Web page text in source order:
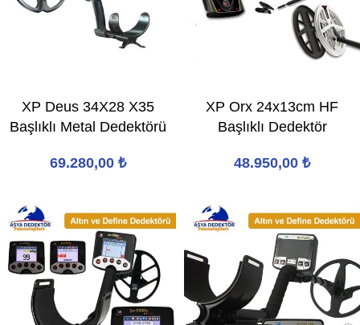
XP Deus 34X28 X35
Başlıklı Metal Dedektörü
69.280,00 ₺
XP Orx 24x13cm HF
Başlıklı Dedektör
48.950,00 ₺